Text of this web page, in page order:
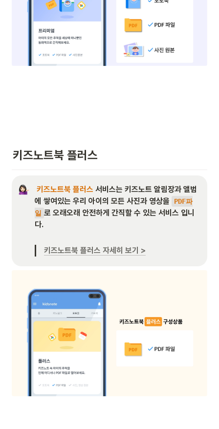
키즈노트북 플러스
키즈노트북 플러스 서비스는 키즈노트 알림장과 앨범
에 쌓여있는 우리 아이의 모든 사진과 영상을
PDF파
일 로 오래오래 안전하게 간직할 수 있는 서비스 입니
다.
키즈노트북 플러스 자세히 보기 >